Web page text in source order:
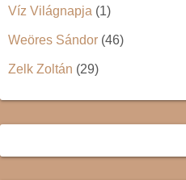
Víz Világnapja (1)
Weöres Sándor (46)
Zelk Zoltán (29)